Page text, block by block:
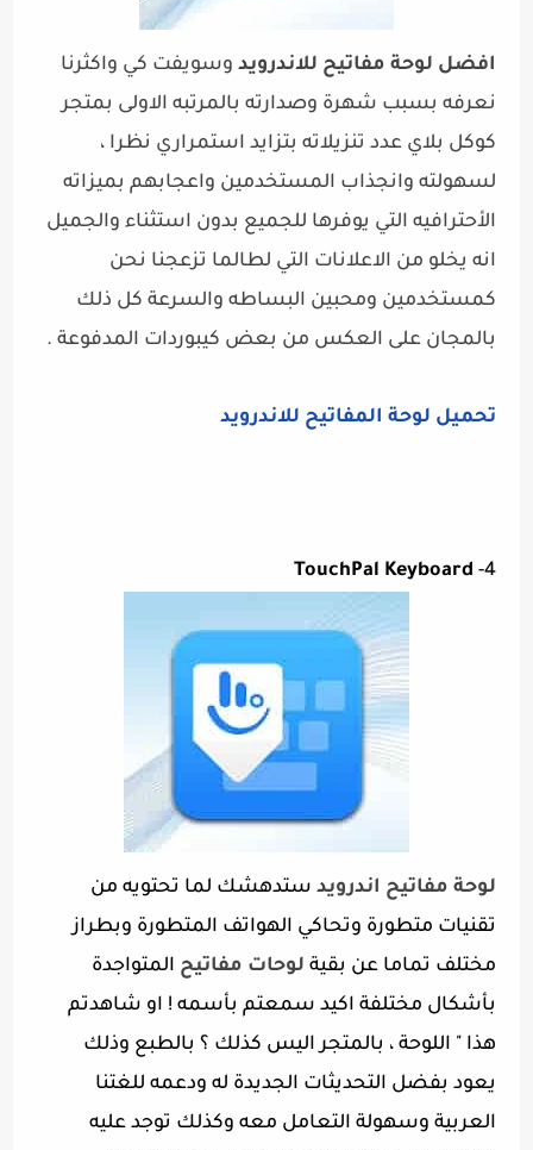
افضل لوحة مفاتيح للاندرويد وسويفت كي واكثرنا
نعرفه بسبب شهرة وصدارته بالمرتبه الاولى بمتجر
كوكل بلاي عدد تنزيلاته بتزايد استمراري نظرا ،
لسهولته وانجذاب المستخدمين واعجابهم بميزاته
الأحترافيه التي يوفرها للجميع بدون استثناء والجميل
انه يخلو من الاعلانات التي لطالما تزعجنا نحن
كمستخدمين ومحبين البساطه والسرعة كل ذلك
بالمجان على العكس من بعض كيبوردات المدفوعة .
تحميل لوحة المفاتيح للاندرويد
4-
لوحة مفاتيح اندرويد ستدهشك لما تحتويه من
تقنيات متطورة وتحاكي الهواتف المتطورة وبطراز
مختلف تماما عن بقية لوحات مفاتيح المتواجدة
بأشكال مختلفة اكيد سمعتم بأسمه ! او شاهدتم
هذا " اللوحة ، بالمتجر اليس كذلك ؟ بالطبع وذلك
يعود بفضل التحديثات الجديدة له ودعمه للغتنا
العربية وسهولة التعامل معه وكذلك توجد عليه